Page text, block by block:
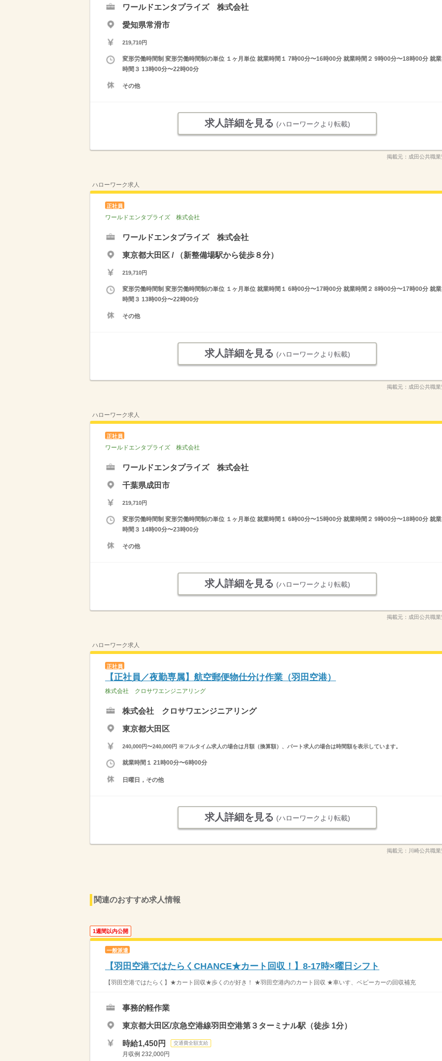
ワールドエンタプライズ 株式会社
愛知県常滑市
219,710円
変形労働時間制 変形労働時間制の単位 １ヶ月単位 就業時間１ 7時00分〜16時00分 就業時間２ 9時00分〜18時00分 就業
時間３ 13時00分〜22時00分
その他
求人詳細を見る (ハローワークより転載)
掲載元： 成田公共職
ハローワーク求人
正社員
ワールドエンタプライズ 株式会社
ワールドエンタプライズ 株式会社
東京都大田区 / （新整備場駅から徒歩８分）
219,710円
変形労働時間制 変形労働時間制の単位 １ヶ月単位 就業時間１ 6時00分〜17時00分 就業時間２ 8時00分〜17時00分 就業
時間３ 13時00分〜22時00分
その他
求人詳細を見る (ハローワークより転載)
掲載元： 成田公共職
ハローワーク求人
正社員
ワールドエンタプライズ 株式会社
ワールドエンタプライズ 株式会社
千葉県成田市
219,710円
変形労働時間制 変形労働時間制の単位 １ヶ月単位 就業時間１ 6時00分〜15時00分 就業時間２ 9時00分〜18時00分 就業
時間３ 14時00分〜23時00分
その他
求人詳細を見る (ハローワークより転載)
掲載元： 成田公共職
ハローワーク求人
正社員
【正社員／夜勤専属】航空郵便物仕分け作業（羽田空港）
株式会社 クロサワエンジニアリング
株式会社 クロサワエンジニアリング
東京都大田区
240,000円〜240,000円 ※フルタイム求人の場合は月額（換算額）、パート求人の場合は時間額を表示しています。
就業時間１ 21時00分〜6時00分
日曜日，その他
求人詳細を見る (ハローワークより転載)
掲載元： 川崎公共職
関連のおすすめ求人情報
1週間以内公開
一般派遣
【羽田空港ではたらくCHANCE★カート回収！】8-17時×曜日シフト
【羽田空港ではたらく】★カート回収★歩くのが好き！ ★羽田空港内のカート回収 ★車いす、ベビーカーの回収補充
事務的軽作業
東京都大田区/京急空港線羽田空港第３ターミナル駅（徒歩 1分）
時給1,450円 交通費全額支給
月収例 232,000円